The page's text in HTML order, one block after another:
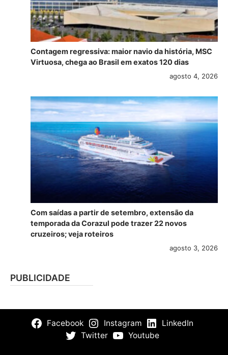
Contagem regressiva: maior navio da história, MSC
Virtuosa, chega ao Brasil em exatos 120 dias
agosto 4, 2026
Com saídas a partir de setembro, extensão da
temporada da Corazul pode trazer 22 novos
cruzeiros; veja roteiros
agosto 3, 2026
PUBLICIDADE
Facebook Instagram
LinkedIn
Twitter
Youtube